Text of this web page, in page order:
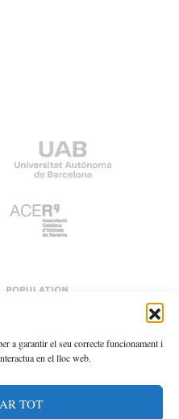
a garantir el seu correcte funcionament i
en el lloc web.
TOT